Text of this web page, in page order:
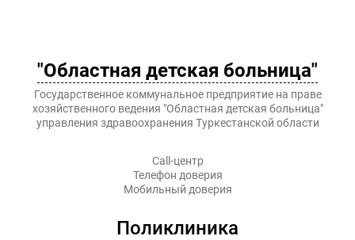
"Областная детская больница"
Государственное коммунальное предприятие на праве
хозяйственного ведения "Областная детская больница"
управления здравоохранения Туркестанской области
Call-центр
Телефон доверия
Мобильный доверия
Поликлиника